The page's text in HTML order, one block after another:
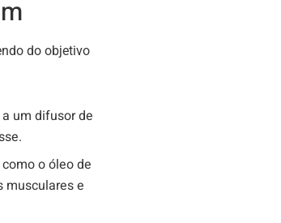
do objetivo
um difusor de
o óleo de
musculares e